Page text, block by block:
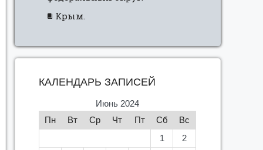
Крым.
КАЛЕНДАРЬ ЗАПИСЕЙ
Июнь 2024
Пн
Вт Ср Чт Пт Сб
Вс
1
2